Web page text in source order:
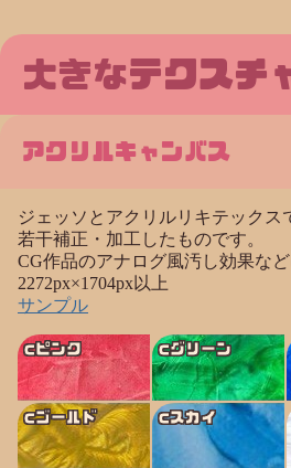
大きなテクスチ
アクリルキャンバス
ジェッソとアクリルリキテックス
若干補正・加工したものです。
CG作品のアナログ風汚し効果など
2272px×1704px以上
サンプル
cピンク cグリーン
cゴールド cスカイ